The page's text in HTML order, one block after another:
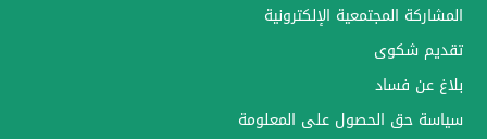
المشاركة المجتمعية الإلكترونية
تقديم شكوى
بلاغ عن فساد
سياسة حق الحصول على المعلومة